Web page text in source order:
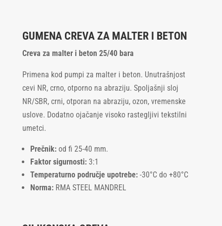
GUMENA CREVA ZA MALTER I BETON
Creva za malter i beton 25/40 bara
Primena kod pumpi za malter i beton. Unutrašnjost
cevi NR, crno, otporno na abraziju. Spoljašnji sloj
NR/SBR, crni, otporan na abraziju, ozon, vremenske
uslove. Dodatno ojačanje visoko rastegljivi tekstilni
umetci.
Prečnik:od fi 25-40 mm.
Faktor sigurnosti:3:1
Temperaturno područje upotrebe:-30°C do +80°C
Norma:RMA STEEL MANDREL